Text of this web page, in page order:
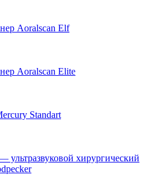
Aoralscan Elf
Aoralscan Elite
Standart
хирургический